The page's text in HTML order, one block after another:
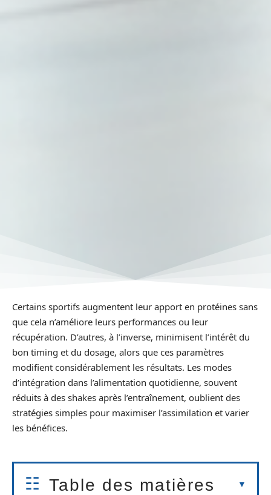
Certains sportifs augmentent leur apport en protéines sans
que cela n’améliore leurs performances ou leur
récupération. D’autres, à l’inverse, minimisent l’intérêt du
bon timing et du dosage, alors que ces paramètres
modifient considérablement les résultats. Les modes
d’intégration dans l’alimentation quotidienne, souvent
réduits à des shakes après l’entraînement, oublient des
stratégies simples pour maximiser l’assimilation et varier
les bénéfices.
Table des matières